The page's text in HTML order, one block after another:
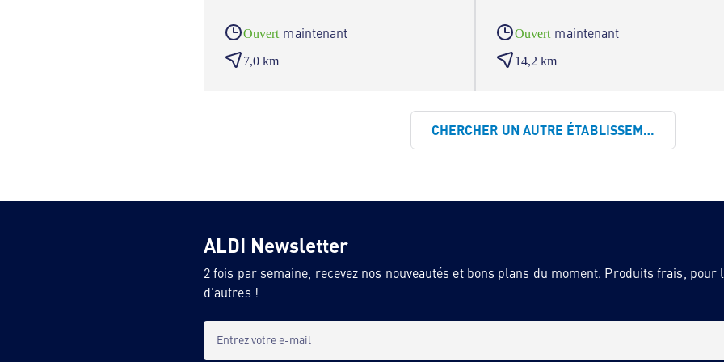
Ouvert maintenant
7,0 km
Ouvert maintenant
14,2 km
CHERCHER UN AUTRE ÉTABLISSEMENT
ALDI Newsletter
2 fois par semaine, recevez nos nouveautés et bons plans du moment. Produits frais, pour
d'autres !
Entrez votre e-mail